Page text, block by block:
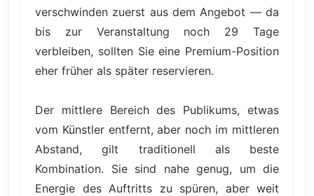
verschwinden zuerst aus dem Angebot — da
bis zur Veranstaltung noch 29 Tage
verbleiben, sollten Sie eine Premium-Position
eher früher als später reservieren.
Der mittlere Bereich des Publikums, etwas
vom Künstler entfernt, aber noch im mittleren
Abstand, gilt traditionell als beste
Kombination. Sie sind nahe genug, um die
Energie des Auftritts zu spüren, aber weit